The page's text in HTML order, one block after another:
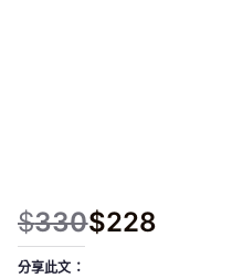
$330
原
始
$228
目
前
分享此文：